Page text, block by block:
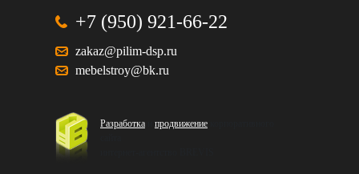
+7 (950) 921-66-22
zakaz@pilim-dsp.ru
mebelstroy@bk.ru
Разработка продвижение